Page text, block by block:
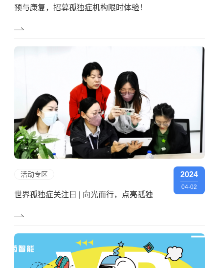
预与康复，招募孤独症机构限时体验！
活动专区
世界孤独症关注日 | 向光而行，点亮孤独
2024
04-02